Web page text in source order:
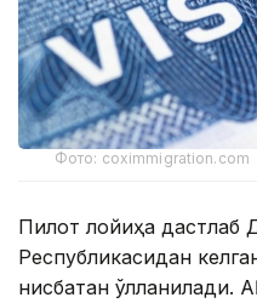
Фото: coximmigration.com
Пилот лойиҳа дастлаб
Республикасидан
нисбатан